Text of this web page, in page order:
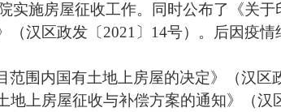
实施房屋征收工作。 同时公布了 《关于
（汉区政发 〔 2021 〕 14号）。 后因疫情
范围内国有土地上房屋的决定》（汉区
地上房屋征收与补偿方案的通知》（汉